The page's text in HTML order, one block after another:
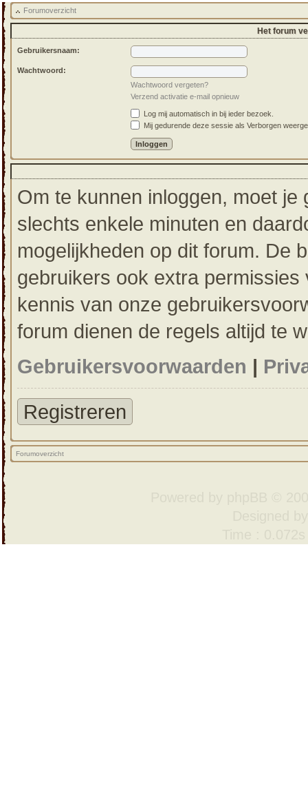
Forumoverzicht
Het forum
Gebruikersnaam:
Wachtwoord:
Wachtwoord vergeten?
Verzend activatie e-mail opnieuw
Log mij automatisch in bij ieder bezoek.
Mij gedurende deze sessie als Verborgen
Om te kunnen inloggen, moet
slechts enkele minuten en
mogelijkheden op dit forum. De
gebruikers ook extra
kennis van onze
forum dienen de regels altijd te
Gebruikersvoorwaarden |
Registreren
Forumoverzicht